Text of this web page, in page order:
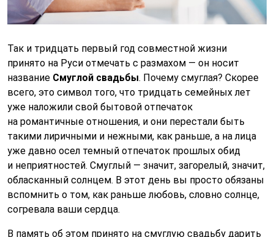
Так и тридцать первый год совместной жизни
принято на Руси отмечать с размахом — он носит
название Смуглой свадьбы. Почему смуглая? Скорее
всего, это символ того, что тридцать семейных лет
уже наложили свой бытовой отпечаток
на романтичные отношения, и они перестали быть
такими лиричными и нежными, как раньше, а на лица
уже давно осел темный отпечаток прошлых обид
и неприятностей. Смуглый — значит, загорелый, значит,
обласканный солнцем. В этот день вы просто обязаны
вспомнить о том, как раньше любовь, словно солнце,
согревала ваши сердца.
В память об этом принято на смуглую свадьбу дарить